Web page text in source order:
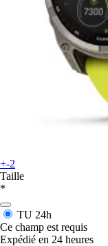
+-2
Taille
*
TU 24h
Ce champ est requis
Expédié en 24 heures